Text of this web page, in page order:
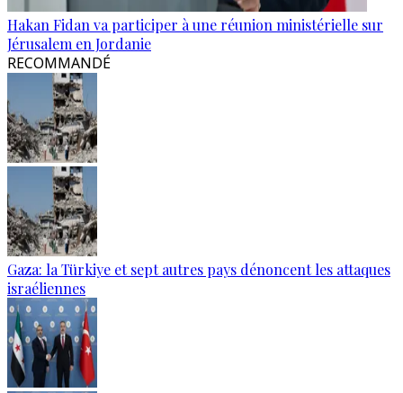
Hakan Fidan va participer à une réunion ministérielle sur
Jérusalem en Jordanie
RECOMMANDÉ
Gaza: la Türkiye et sept autres pays dénoncent les attaques
israéliennes